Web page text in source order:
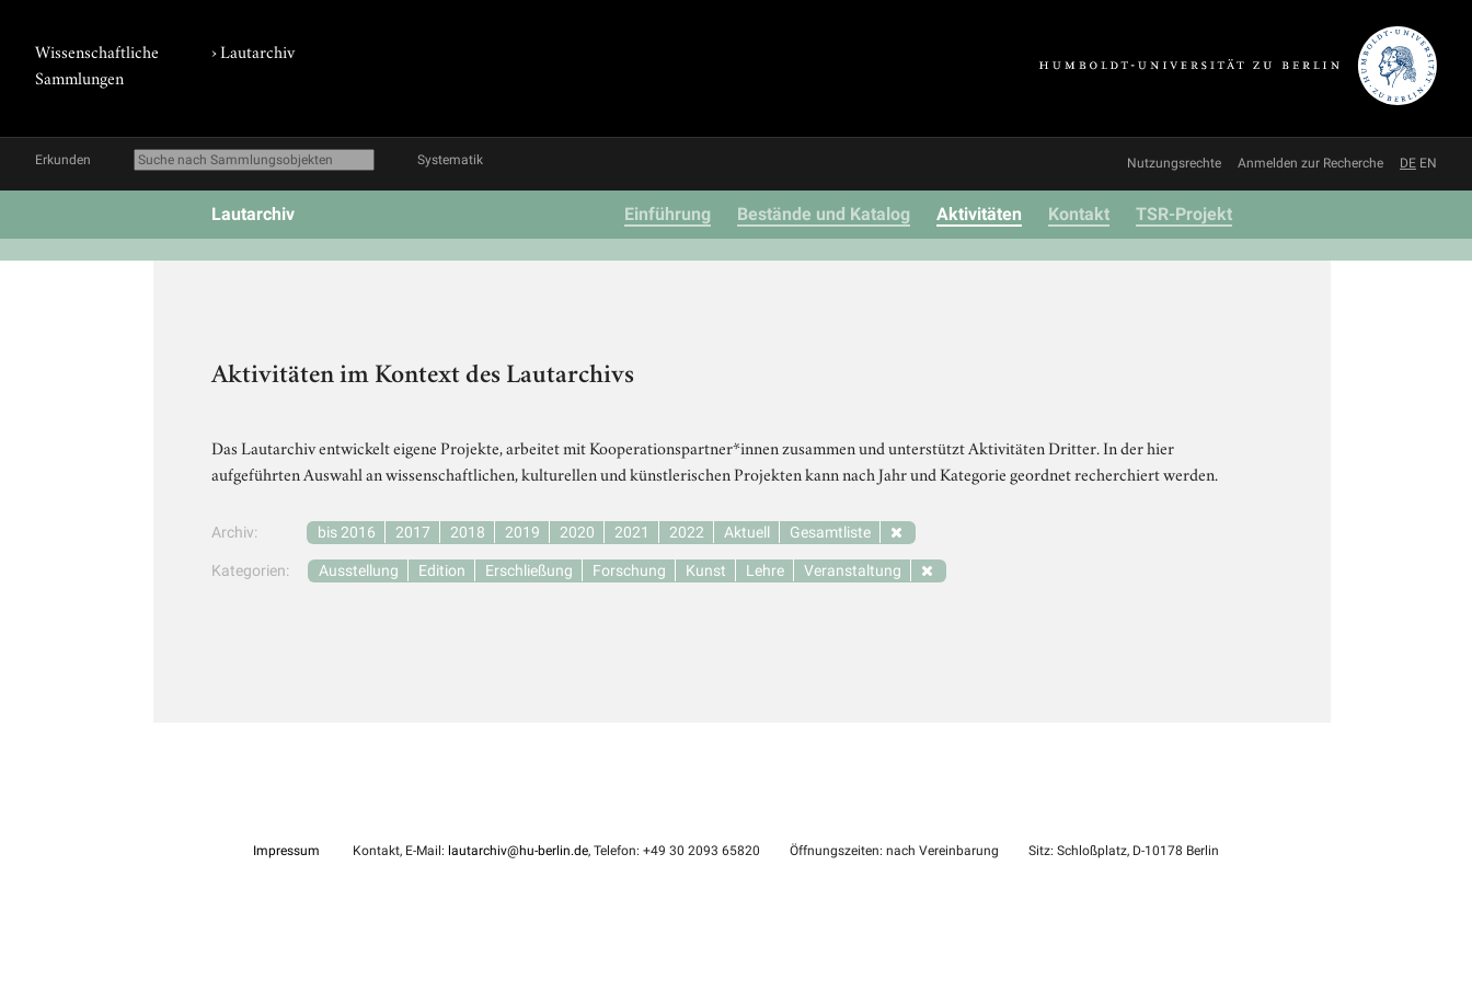
Wissenschaftliche
Sammlungen
›Lautarchiv
Erkunden Systematik Nutzungsrechte Anmelden zur Recherche DE EN
Lautarchiv Einführung Bestände und Katalog Aktivitäten Kontakt TSR-Projekt
Aktivitäten im Kontext des Lautarchivs
Das Lautarchiv entwickelt eigene Projekte, arbeitet mit Kooperationspartner*innen zusammen und unterstützt Aktivitäten Dritter. In der hier
aufgeführten Auswahl an wissenschaftlichen, kulturellen und künstlerischen Projekten kann nach Jahr und Kategorie geordnet recherchiert werden.
Archiv: bis 2016 2017 2018 2019 2020 2021 2022 Aktuell Gesamtliste
Kategorien: Ausstellung Edition Erschließung Forschung Kunst Lehre Veranstaltung
Impressum Kontakt, E-Mail: lautarchiv@hu-berlin.de, Telefon: +49 30 2093 65820 Öffnungszeiten: nach Vereinbarung Sitz: Schloßplatz, D-10178 Berlin